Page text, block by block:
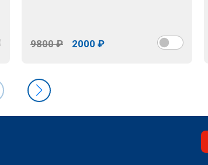
9800 ₽ 2000 ₽